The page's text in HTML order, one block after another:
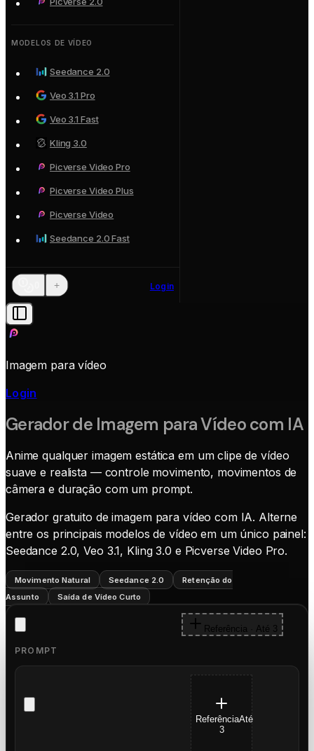
MODELOS DE VÍDEO
Seedance 2.0
Veo 3.1 Pro
Veo 3.1 Fast
Kling 3.0
Picverse Video Pro
Picverse Video Plus
Picverse Video
Seedance 2.0 Fast
+ Login
Imagem para vídeo
Login
Gerador de Imagem para Vídeo com IA
Anime qualquer imagem estática em um clipe de vídeo
suave e realista — controle movimento, movimentos de
câmera e duração com um prompt.
Gerador gratuito de imagem para vídeo com IA. Alterne
entre os principais modelos de vídeo em um único painel:
Seedance 2.0, Veo 3.1, Kling 3.0 e Picverse Video Pro.
Movimento Natural Seedance 2.0
Retenção do
Assunto
Saída de Vídeo Curto
Referência · Até 3
PROMPT
ReferênciaAté
3